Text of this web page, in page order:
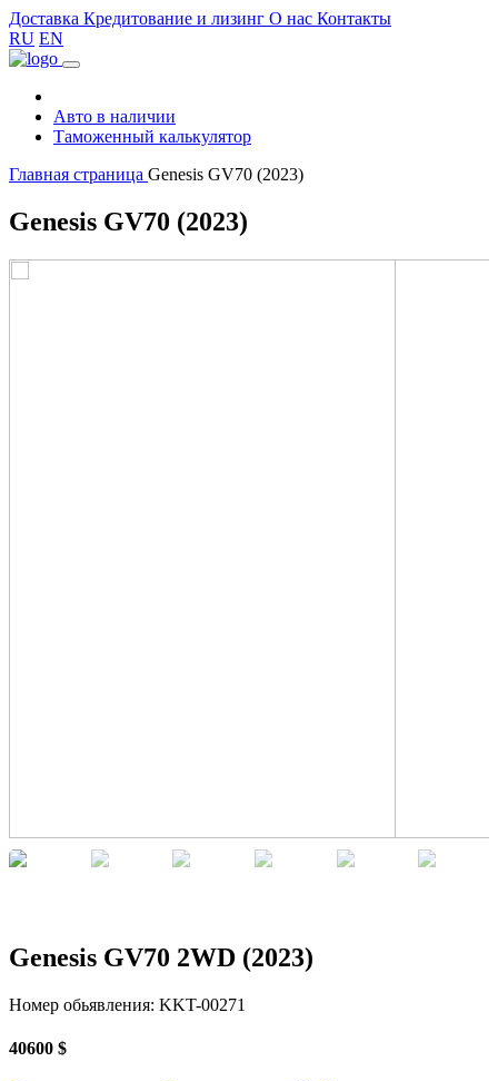
Доставка Кредитование и лизинг О нас Контакты
RU EN
Авто в наличии
Таможенный калькулятор
Главная страница Genesis GV70 (2023)
Genesis GV70 (2023)
Genesis GV70 2WD (2023)
Номер обьявления: KKT-00271
40600 $